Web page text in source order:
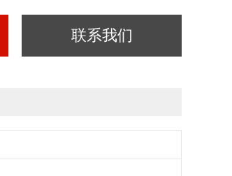
联系我们